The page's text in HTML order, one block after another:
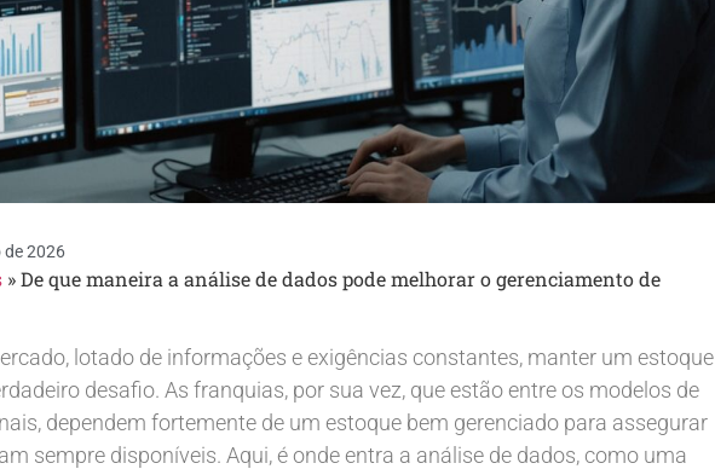
de 2026
»De que maneira a análise de dados pode melhorar o gerenciamento de
lotado de informações e exigências constantes, manter um estoque
desafio. As franquias, por sua vez, que estão entre os modelos de
dependem fortemente de um estoque bem gerenciado para assegurar
sempre disponíveis. Aqui, é onde entra a análise de dados, como uma